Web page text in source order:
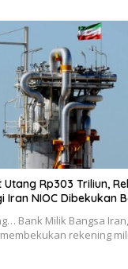
Utang Rp303 Triliun,
Iran NIOC Dibekukan
Bank Milik Bangsa
rekening